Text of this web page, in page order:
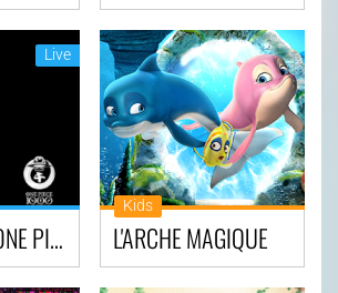
Live
MARATHON ONE PIECE 1000 LOGS
Kids
L'ARCHE MAGIQUE